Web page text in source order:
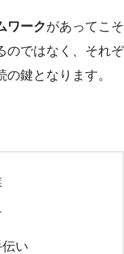
ワークがあってこそ
のではなく、それぞ
鍵となります。
い